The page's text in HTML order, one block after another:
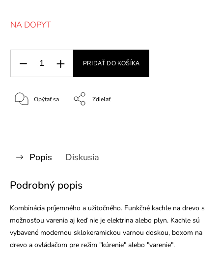
NA DOPYT
PRIDAŤ DO KOŠÍKA
Opýtať sa Zdieľať
Popis Diskusia
Podrobný popis
Kombinácia príjemného a užitočného. Funkčné kachle na drevo s
možnosťou varenia aj keď nie je elektrina alebo plyn. Kachle sú
vybavené modernou sklokeramickou varnou doskou, boxom na
drevo a ovládačom pre režim "kúrenie" alebo "varenie".